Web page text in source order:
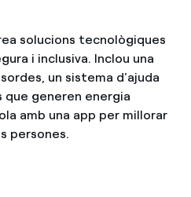
solucions tecnològiques
i inclusiva. Inclou una
un sistema d'ajuda
que generen energia
amb una app per millorar
persones.